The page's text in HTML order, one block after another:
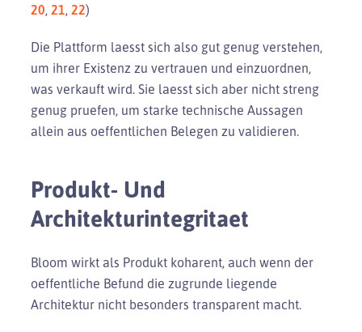
20, 21, 22)
Die Plattform laesst sich also gut genug verstehen,
um ihrer Existenz zu vertrauen und einzuordnen,
was verkauft wird. Sie laesst sich aber nicht streng
genug pruefen, um starke technische Aussagen
allein aus oeffentlichen Belegen zu validieren.
Produkt- Und
Architekturintegritaet
Bloom wirkt als Produkt koharent, auch wenn der
oeffentliche Befund die zugrunde liegende
Architektur nicht besonders transparent macht.